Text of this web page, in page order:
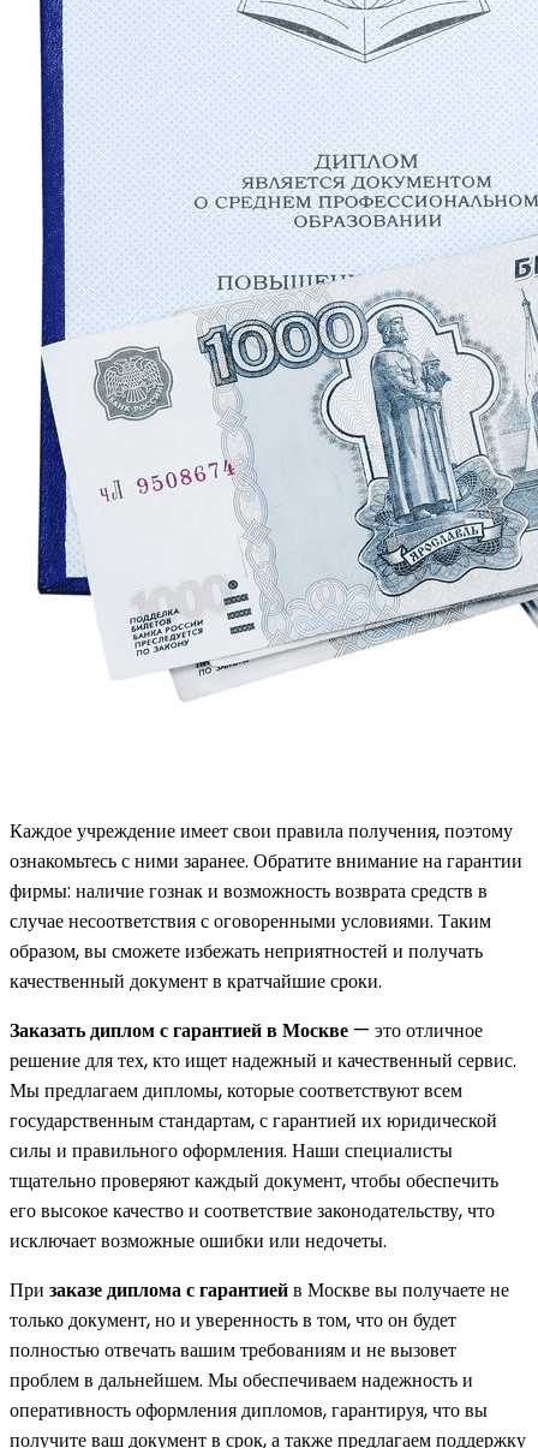
Каждое учреждение имеет свои правила получения, поэтому
ознакомьтесь с ними заранее. Обратите внимание на гарантии
фирмы: наличие гознак и возможность возврата средств в
случае несоответствия с оговоренными условиями. Таким
образом, вы сможете избежать неприятностей и получать
качественный документ в кратчайшие сроки.
Заказать диплом с гарантией в Москве — это отличное
решение для тех, кто ищет надежный и качественный сервис.
Мы предлагаем дипломы, которые соответствуют всем
государственным стандартам, с гарантией их юридической
силы и правильного оформления. Наши специалисты
тщательно проверяют каждый документ, чтобы обеспечить
его высокое качество и соответствие законодательству, что
исключает возможные ошибки или недочеты.
При заказе диплома с гарантиейв Москве вы получаете не
только документ, но и уверенность в том, что он будет
полностью отвечать вашим требованиям и не вызовет
проблем в дальнейшем. Мы обеспечиваем надежность и
оперативность оформления дипломов, гарантируя, что вы
получите ваш документ в срок, а также предлагаем поддержку